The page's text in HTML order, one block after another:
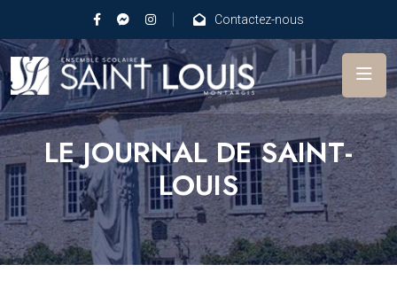
Contactez-nous
LE JOURNAL DE SAINT-
LOUIS